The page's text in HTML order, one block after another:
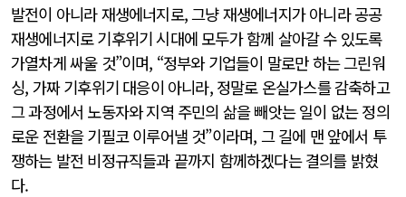
발전이 아니라 재생에너지로, 그냥 재생에너지가 아니라 공공
재생에너지로 기후위기 시대에 모두가 함께 살아갈 수 있도록
가열차게 싸울 것”이며, “정부와 기업들이 말로만 하는 그린워
싱, 가짜 기후위기 대응이 아니라, 정말로 온실가스를 감축하고
그 과정에서 노동자와 지역 주민의 삶을 빼앗는 일이 없는 정의
로운 전환을 기필코 이루어낼 것”이라며, 그 길에 맨 앞에서 투
쟁하는 발전 비정규직들과 끝까지 함께하겠다는 결의를 밝혔
다.